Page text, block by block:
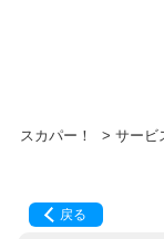
スカパー！ > サービ
戻る